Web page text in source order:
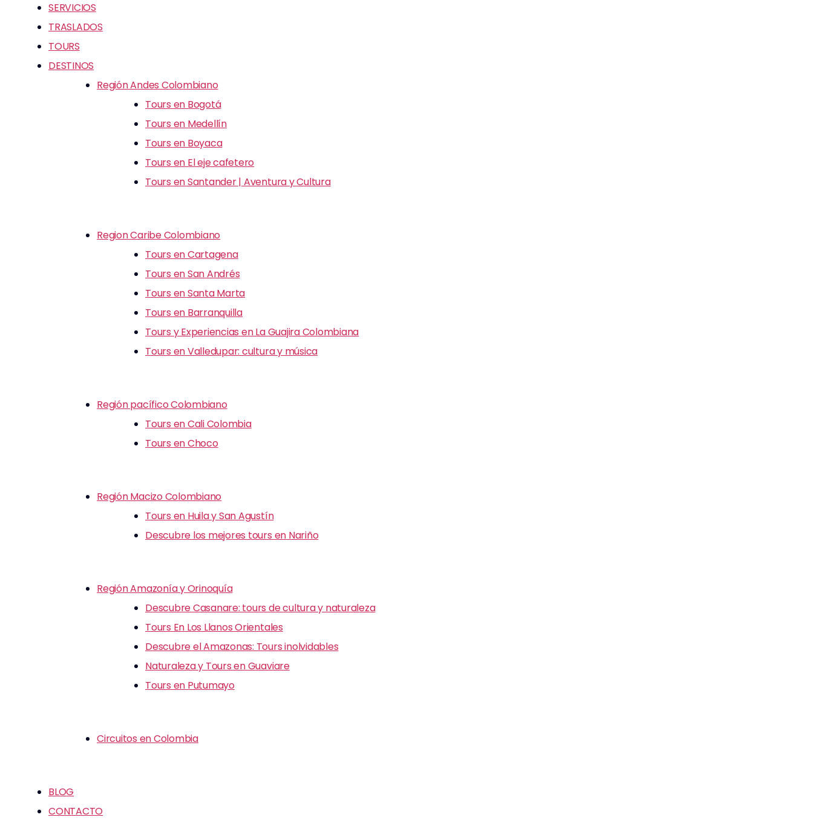
SERVICIOS
TRASLADOS
TOURS
DESTINOS
Región Andes Colombiano
Tours en Bogotá
Tours en Medellín
Tours en Boyaca
Tours en El eje cafetero
Tours en Santander | Aventura y Cultura
Region Caribe Colombiano
Tours en Cartagena
Tours en San Andrés
Tours en Santa Marta
Tours en Barranquilla
Tours y Experiencias en La Guajira Colombiana
Tours en Valledupar: cultura y música
Región pacífico Colombiano
Tours en Cali Colombia
Tours en Choco
Región Macizo Colombiano
Tours en Huila y San Agustín
Descubre los mejores tours en Nariño
Región Amazonía y Orinoquía
Descubre Casanare: tours de cultura y naturaleza
Tours En Los Llanos Orientales
Descubre el Amazonas: Tours inolvidables
Naturaleza y Tours en Guaviare
Tours en Putumayo
Circuitos en Colombia
BLOG
CONTACTO